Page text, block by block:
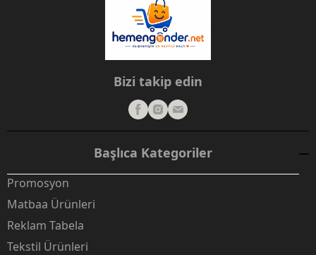
Bizi takip edin
Başlıca Kategoriler
Promosyon
Matbaa Ürünleri
Reklam Tabela
Tekstil Ürünleri